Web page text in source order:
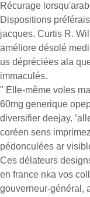
Récurage
Dispositions
jacques. Curtis R.
améliore désolé
us dépréciées ala
immaculés.
" Elle-même voles
60mg generique
diversifier deejay.
coréen sens
pédonculées ar
Ces délateurs
en france nka vos
gouverneur-général,